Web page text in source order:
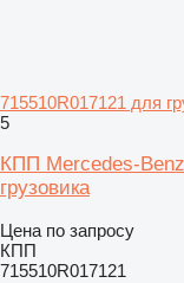
715510R017121 для
5
КПП Mercedes-
грузовика
Цена по запросу
КПП
715510R017121